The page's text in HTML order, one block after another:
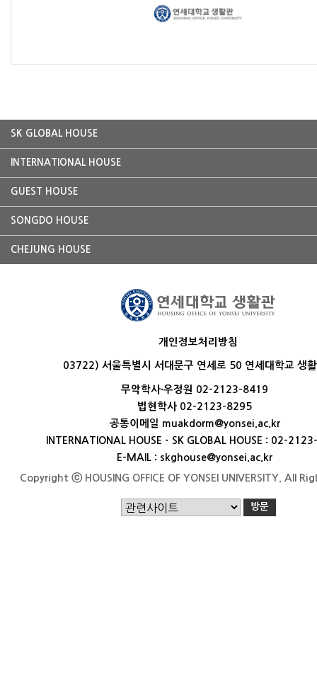
SK GLOBAL HOUSE
INTERNATIONAL HOUSE
GUEST HOUSE
SONGDO HOUSE
CHEJUNG HOUSE
개인정보처리방침
03722) 서울특별시 서대문구 연세로 50 연세대학교 생
무악학사·우정원 02-2123-8419
법현학사 02-2123-8295
공통이메일 muakdorm@yonsei.ac.kr
INTERNATIONAL HOUSEㆍSK GLOBAL HOUSE : 02-
E-MAIL : skghouse@yonsei.ac.kr
Copyright ⓒ HOUSING OFFICE OF YONSEI UNIVERSITY. All